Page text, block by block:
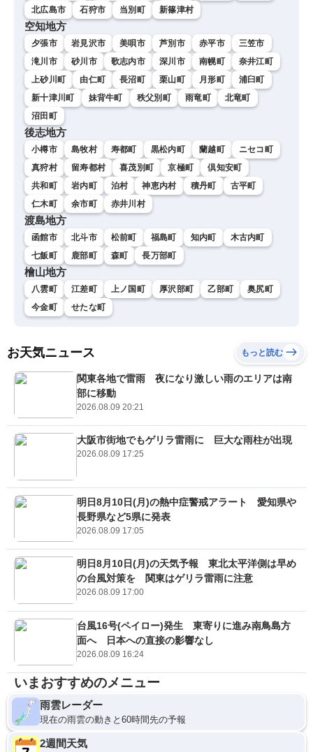
北広島市 石狩市 当別町 新篠津村
空知地方
夕張市 岩見沢市 美唄市 芦別市 赤平市
三笠市
滝川市
砂川市 歌志内市 深川市 南幌町
奈井江町
上砂川町
由仁町 長沼町 栗山町 月形町
浦臼町
新十津川町
妹背牛町 秩父別町 雨竜町
北竜町
沼田町
後志地方
小樽市 島牧村 寿都町 黒松内町 蘭越町
ニセコ町
真狩村
留寿都村 喜茂別町 京極町
倶知安町
共和町
岩内町 泊村 神恵内村 積丹町
古平町
仁木町
余市町 赤井川村
渡島地方
函館市 北斗市 松前町 福島町 知内町
木古内町
七飯町
鹿部町 森町 長万部町
檜山地方
八雲町 江差町 上ノ国町 厚沢部町 乙部町
奥尻町
今金町
せたな町
お天気ニュース もっと読む
関東各地で雷雨 夜になり激しい雨のエリアは南
部に移動
2026.08.09 20:21
大阪市街地でもゲリラ雷雨に 巨大な雨柱が出現
2026.08.09 17:25
明日8月10日(月)の熱中症警戒アラート 愛知県や
長野県など5県に発表
2026.08.09 17:05
明日8月10日(月)の天気予報 東北太平洋側は早め
の台風対策を 関東はゲリラ雷雨に注意
2026.08.09 17:00
台風16号(ペイロー)発生 東寄りに進み南鳥島方
面へ 日本への直接の影響なし
2026.08.09 16:24
いまおすすめのメニュー
雨雲レーダー
現在の雨雲の動きと60時間先の予報
2週間天気